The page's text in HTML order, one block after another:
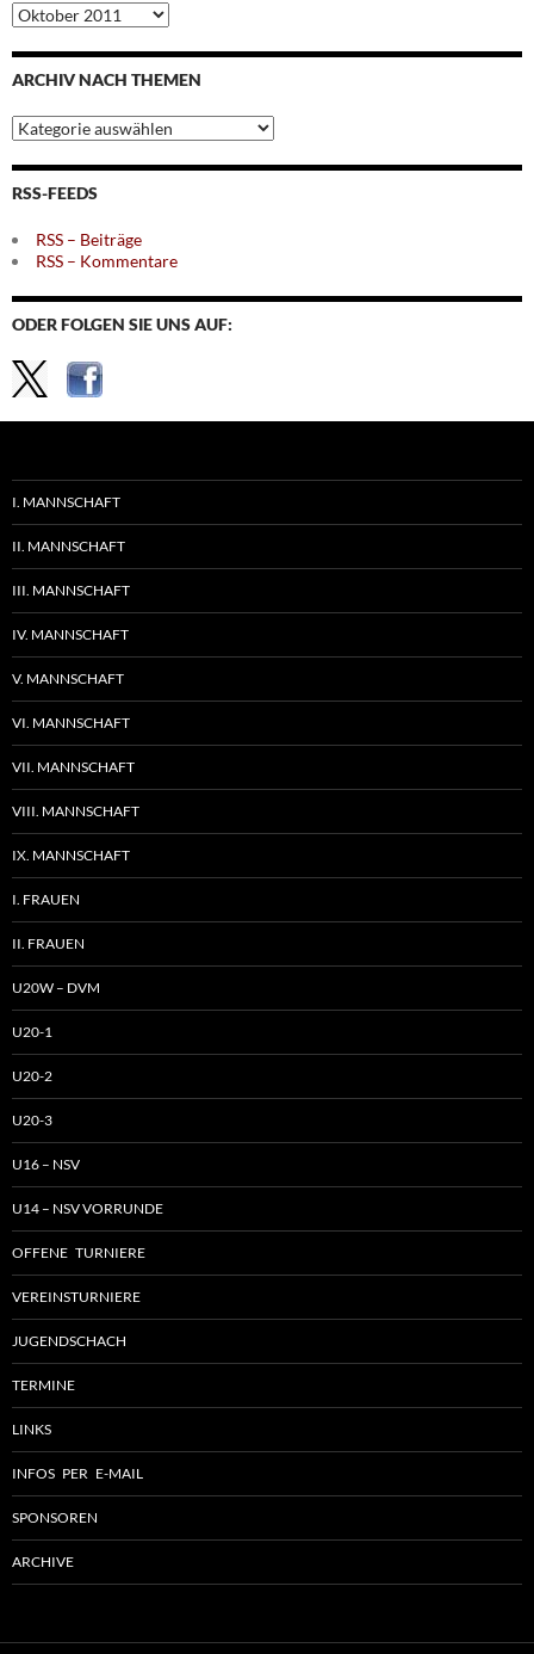
Archiv
nach
Monaten
ARCHIV NACH THEMEN
Archiv
nach
Themen
RSS-FEEDS
RSS – Beiträge
RSS – Kommentare
ODER FOLGEN SIE UNS AUF:
I. MANNSCHAFT
II. MANNSCHAFT
III. MANNSCHAFT
IV. MANNSCHAFT
V. MANNSCHAFT
VI. MANNSCHAFT
VII. MANNSCHAFT
VIII. MANNSCHAFT
IX. MANNSCHAFT
I. FRAUEN
II. FRAUEN
U20W – DVM
U20-1
U20-2
U20-3
U16 – NSV
U14 – NSV VORRUNDE
OFFENE TURNIERE
VEREINSTURNIERE
JUGENDSCHACH
TERMINE
LINKS
INFOS PER E-MAIL
SPONSOREN
ARCHIVE